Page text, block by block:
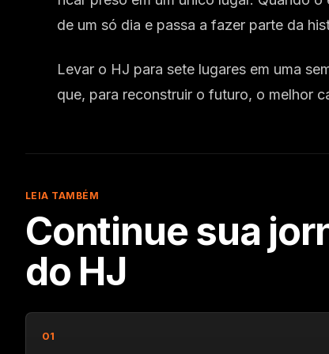
de um só dia e passa a fazer parte da
Levar o HJ para sete lugares em uma
que, para reconstruir o futuro, o melhor
LEIA TAMBÉM
Continue sua
do HJ
01